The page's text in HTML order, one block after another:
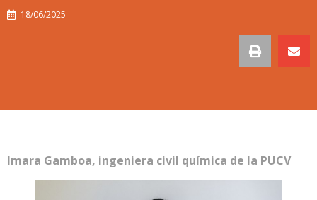
18/06/2025
Imara Gamboa, ingeniera civil química de la PUCV